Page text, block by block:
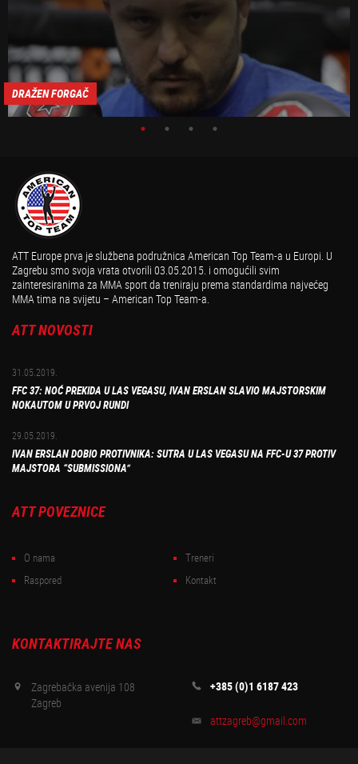
DRAŽEN FORGAČ
ATT Europe prva je službena podružnica American Top Team-a u Europi. U
Zagrebu smo svoja vrata otvorili 03.05.2015. i omogućili svim
zainteresiranima za MMA sport da treniraju prema standardima najvećeg
MMA tima na svijetu – American Top Team-a.
ATT NOVOSTI
31.05.2019.
FFC 37: NOĆ PREKIDA U LAS VEGASU, IVAN ERSLAN SLAVIO MAJSTORSKIM
NOKAUTOM U PRVOJ RUNDI
29.05.2019.
IVAN ERSLAN DOBIO PROTIVNIKA: SUTRA U LAS VEGASU NA FFC-U 37 PROTIV
MAJSTORA “SUBMISSIONA”
ATT POVEZNICE
O nama
Treneri
Raspored
Kontakt
KONTAKTIRAJTE NAS
Zagrebačka avenija 108
Zagreb
+385 (0)1 6187 423
attzagreb@gmail.com